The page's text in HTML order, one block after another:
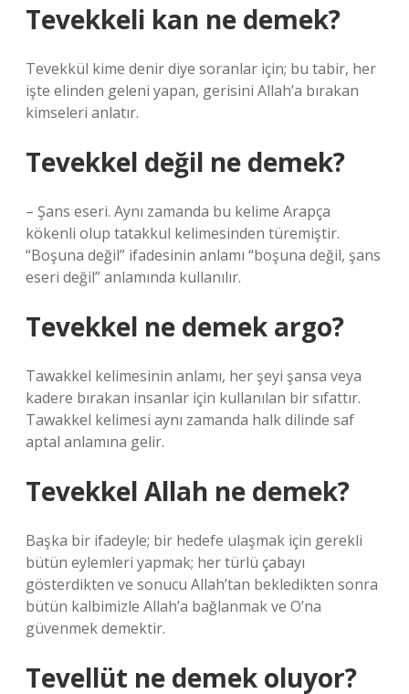
Tevekkeli kan ne demek?
Tevekkül kime denir diye soranlar için; bu tabir, her
işte elinden geleni yapan, gerisini Allah’a bırakan
kimseleri anlatır.
Tevekkel değil ne demek?
– Şans eseri. Aynı zamanda bu kelime Arapça
kökenli olup tatakkul kelimesinden türemiştir.
“Boşuna değil” ifadesinin anlamı “boşuna değil, şans
eseri değil” anlamında kullanılır.
Tevekkel ne demek argo?
Tawakkel kelimesinin anlamı, her şeyi şansa veya
kadere bırakan insanlar için kullanılan bir sıfattır.
Tawakkel kelimesi aynı zamanda halk dilinde saf
aptal anlamına gelir.
Tevekkel Allah ne demek?
Başka bir ifadeyle; bir hedefe ulaşmak için gerekli
bütün eylemleri yapmak; her türlü çabayı
gösterdikten ve sonucu Allah’tan bekledikten sonra
bütün kalbimizle Allah’a bağlanmak ve O’na
güvenmek demektir.
Tevellüt ne demek oluyor?